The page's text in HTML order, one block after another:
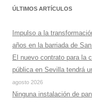
ÚLTIMOS ARTÍCULOS
Impulso a la
años en la barriada de
El nuevo contrato para la
pública en Sevilla tendrá
agosto 2026
Ninguna instalación de